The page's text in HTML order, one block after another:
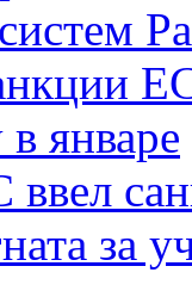
январе
ввел
за